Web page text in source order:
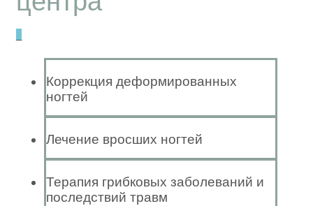
Коррекция деформированных
ногтей
Лечение вросших ногтей
Терапия грибковых заболеваний и
последствий травм